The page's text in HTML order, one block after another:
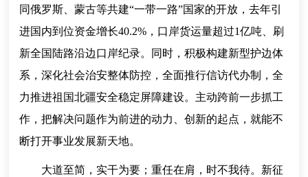
同俄罗斯、蒙古等共建“一带一路”国家的开放，去年引
进国内到位资金增长40.2%，口岸货运量超过1亿吨、刷
新全国陆路沿边口岸纪录。同时，积极构建新型护边体
系，深化社会治安整体防控，全面推行信访代办制，全
力推进祖国北疆安全稳定屏障建设。主动跨前一步抓工
作，把解决问题作为前进的动力、创新的起点，就能不
断打开事业发展新天地。
大道至简，实干为要；重任在肩，时不我待。新征